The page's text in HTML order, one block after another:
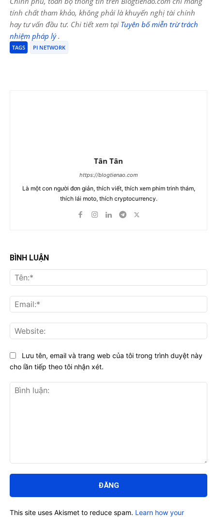
tính chất tham khảo, không phải là khuyến nghị tài chính
hay tư vấn đầu tư. Chi tiết xem tại Tuyên bố miễn trừ trách
nhiệm pháp lý.
TAGS PI NETWORK
Tân Tân
https://blogtienao.com
Là một con người đơn giản, thích viết, thích xem phim trinh thám,
thích lái moto, thích cryptocurrency.
BÌNH LUẬN
luận:
Lưu tên, email và trang web của tôi trong trình duyệt này
cho lần tiếp theo tôi nhận xét.
This site uses Akismet to reduce spam. Learn how your